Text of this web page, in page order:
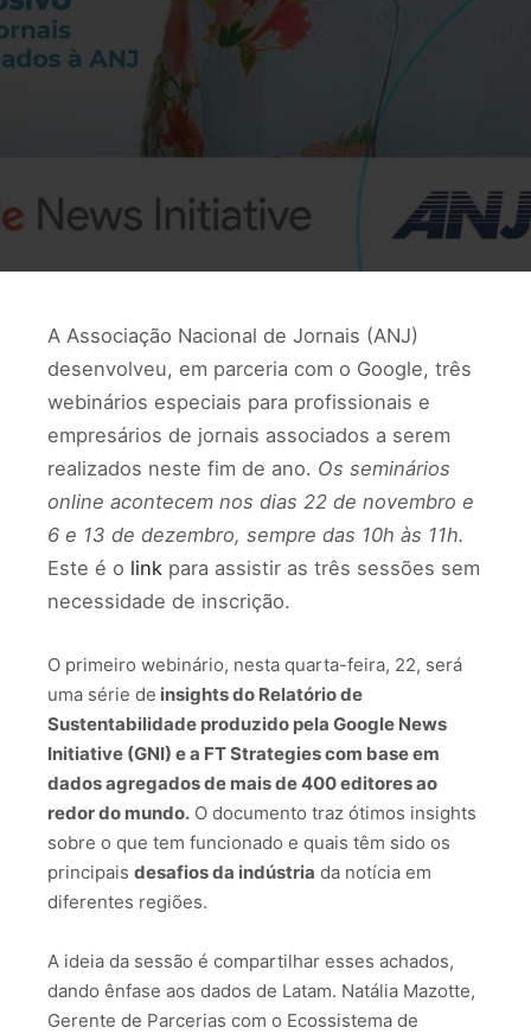
A Associação Nacional de Jornais (ANJ)
desenvolveu, em parceria com o Google, três
webinários especiais para profissionais e
empresários de jornais associados a serem
realizados neste fim de ano. Os seminários
online acontecem nos dias 22 de novembro e
6 e 13 de dezembro, sempre das 10h às 11h.
Este é o link para assistir as três sessões sem
necessidade de inscrição.
O primeiro webinário, nesta quarta-feira, 22, será
uma série de insights do Relatório de
Sustentabilidade produzido pela Google News
Initiative (GNI) e a FT Strategies com base em
dados agregados de mais de 400 editores ao
redor do mundo. O documento traz ótimos insights
sobre o que tem funcionado e quais têm sido os
principais desafios da indústria da notícia em
diferentes regiões.
A ideia da sessão é compartilhar esses achados,
dando ênfase aos dados de Latam. Natália Mazotte,
Gerente de Parcerias com o Ecossistema de